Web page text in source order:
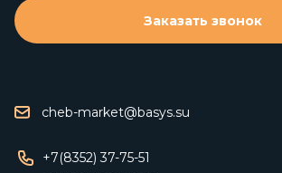
cheb-market@basys.su
+7(8352) 37-75-51
Заказать звонок